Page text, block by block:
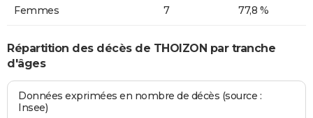
Femmes 7 77,8 %
Répartition des décès de THOIZON par tranche
d'âges
Données exprimées en nombre de décès (source :
Insee)